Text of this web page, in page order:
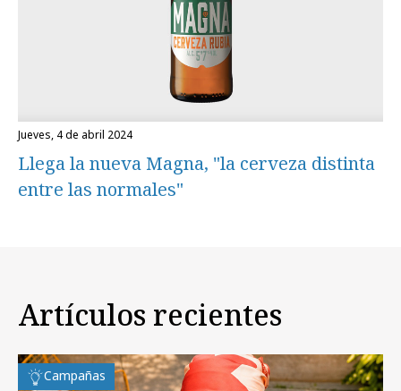
jueves, 4 de abril 2024
Llega la nueva Magna, "la cerveza distinta
entre las normales"
Artículos recientes
Campañas